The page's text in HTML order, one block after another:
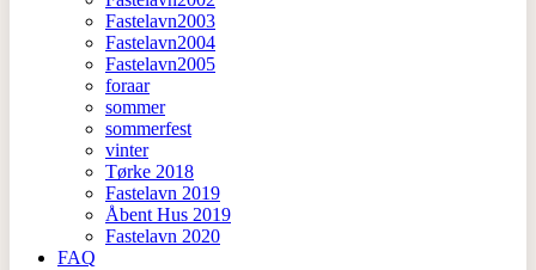
Fastelavn2003
Fastelavn2004
Fastelavn2005
foraar
sommer
sommerfest
vinter
Tørke 2018
Fastelavn 2019
Åbent Hus 2019
Fastelavn 2020
FAQ